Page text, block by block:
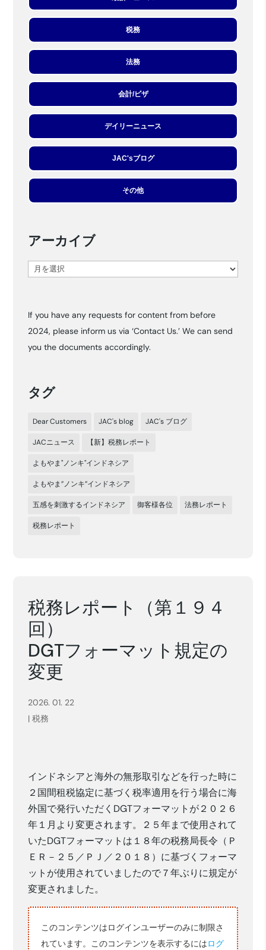
税務
法務
会計/ビザ
デイリーニュース
JAC'sブログ
その他
アーカイブ
ア
イ
ブ
If you have any requests for content from before
2024, please inform us via ‘Contact Us.’ We can send
you the documents accordingly.
タグ
Dear Customers JAC's blog JAC's ブログ
JACニュース 【新】税務レポート
よもやま"ノンキ"インドネシア
よもやま”ノンキ”インドネシア
五感を刺激するインドネシア 御客様各位 法務レポート
税務レポート
税務レポート（第１９４
回）
DGTフォーマット規定の
変更
2026. 01. 22
|税務
インドネシアと海外の無形取引などを行った時に
２国間租税協定に基づく税率適用を行う場合に海
外国で発行いただくDGTフォーマットが２０２６
年１月より変更されます。２５年まで使用されて
いたDGTフォーマットは１８年の税務局長令（Ｐ
ＥＲ－２５／ＰＪ／２０１８）に基づくフォーマ
ットが使用されていましたので７年ぶりに規定が
変更されました。
このコンテンツはログインユーザーのみに制限さ
れています。このコンテンツを表示するにはログ